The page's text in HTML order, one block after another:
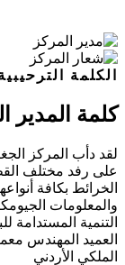
الكلمة
كلمة المدير
على رفد مختلف
الخرائط بكافة
والمعلومات
التنمية المستدامة
العميد المهندس
الملكي الأردني